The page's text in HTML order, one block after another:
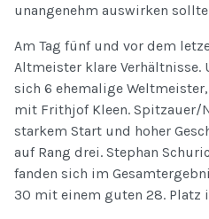
unangenehm auswirken
Am Tag fünf und vor dem
Altmeister klare Verhältnisse.
sich 6 ehemalige
mit Frithjof Kleen. Spitzauer/
starkem Start und hoher
auf Rang drei. Stephan
fanden sich im
30 mit einem guten 28. Platz